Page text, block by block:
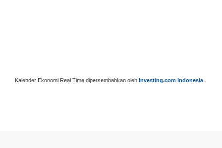
Kalender Ekonomi Real Time dipersembahkan oleh Investing.com Indonesia